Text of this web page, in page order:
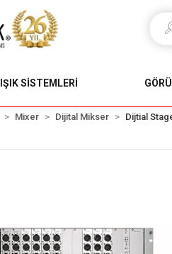
IŞIK SİSTEMLERİ
Mixer Dijital Mikser Dijtial